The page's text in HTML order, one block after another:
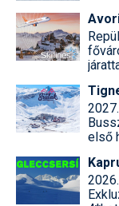
első